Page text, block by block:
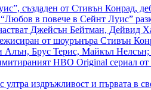
създаден от Стивън Конрад,
в повече в Сейнт Луис”
участват Джейсън Бейтман,
от шоурънъра Стивън
Брус Терис, Майкъл
HBO Original сериал
издръжливост и първата в